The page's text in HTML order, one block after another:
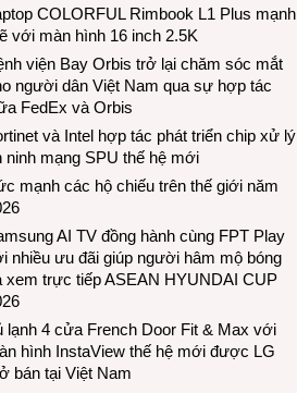
COLORFUL Rimbook L1 Plus mạnh
với màn hình 16 inch 2.5K
viện Bay Orbis trở lại chăm sóc mắt
người dân Việt Nam qua sự hợp tác
FedEx và Orbis
và Intel hợp tác phát triển chip xử lý
ninh mạng SPU thế hệ mới
mạnh các hộ chiếu trên thế giới năm
AI TV đồng hành cùng FPT Play
nhiều ưu đãi giúp người hâm mộ bóng
xem trực tiếp ASEAN HYUNDAI CUP
lạnh 4 cửa French Door Fit & Max với
hình InstaView thế hệ mới được LG
bán tại Việt Nam